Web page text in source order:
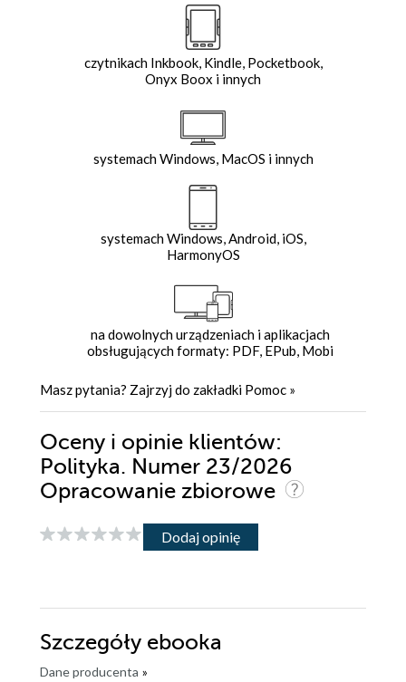
czytnikach Inkbook, Kindle, Pocketbook,
Onyx Boox i innych
systemach Windows, MacOS i innych
systemach Windows, Android, iOS,
HarmonyOS
na dowolnych urządzeniach i aplikacjach
obsługujących formaty: PDF, EPub, Mobi
Masz pytania? Zajrzyj do zakładki Pomoc »
Oceny i opinie klientów:
Polityka. Numer 23/2026
Opracowanie zbiorowe
Dodaj opinię
Szczegóły ebooka
Dane producenta »